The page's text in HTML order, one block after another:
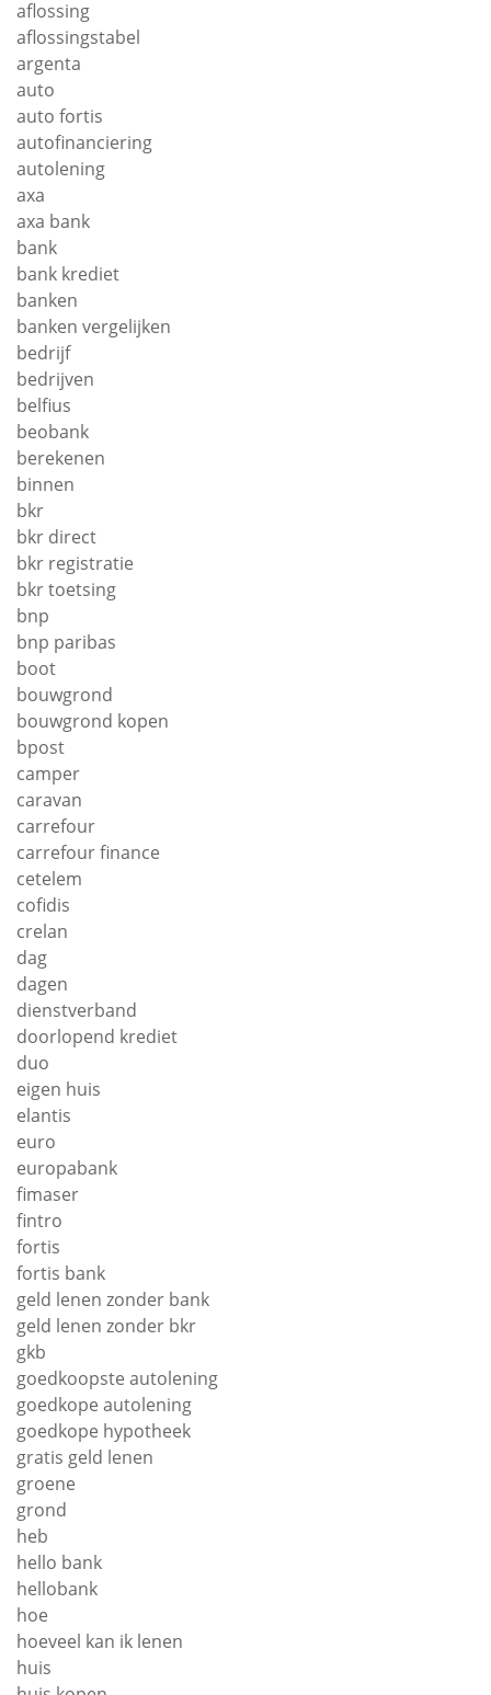
aflossing
aflossingstabel
argenta
auto
auto fortis
autofinanciering
autolening
axa
axa bank
bank
bank krediet
banken
banken vergelijken
bedrijf
bedrijven
belfius
beobank
berekenen
binnen
bkr
bkr direct
bkr registratie
bkr toetsing
bnp
bnp paribas
boot
bouwgrond
bouwgrond kopen
bpost
camper
caravan
carrefour
carrefour finance
cetelem
cofidis
crelan
dag
dagen
dienstverband
doorlopend krediet
duo
eigen huis
elantis
euro
europabank
fimaser
fintro
fortis
fortis bank
geld lenen zonder bank
geld lenen zonder bkr
gkb
goedkoopste autolening
goedkope autolening
goedkope hypotheek
gratis geld lenen
groene
grond
heb
hello bank
hellobank
hoe
hoeveel kan ik lenen
huis